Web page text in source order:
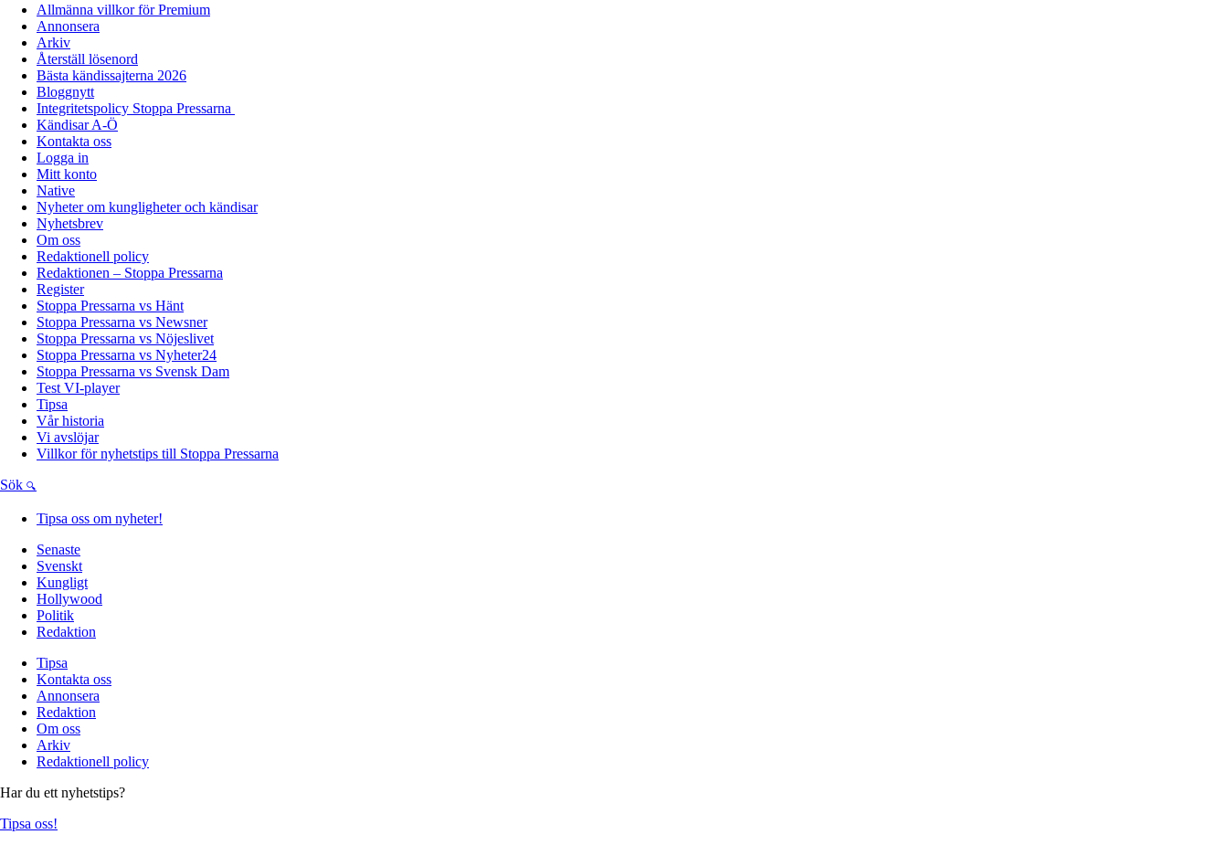
Allmänna villkor för Premium
Annonsera
Arkiv
Återställ lösenord
Bästa kändissajterna 2026
Bloggnytt
Integritetspolicy Stoppa Pressarna
Kändisar A-Ö
Kontakta oss
Logga in
Mitt konto
Native
Nyheter om kungligheter och kändisar
Nyhetsbrev
Om oss
Redaktionell policy
Redaktionen – Stoppa Pressarna
Register
Stoppa Pressarna vs Hänt
Stoppa Pressarna vs Newsner
Stoppa Pressarna vs Nöjeslivet
Stoppa Pressarna vs Nyheter24
Stoppa Pressarna vs Svensk Dam
Test VI-player
Tipsa
Vår historia
Vi avslöjar
Villkor för nyhetstips till Stoppa Pressarna
Sök
Tipsa oss om nyheter!
Senaste
Svenskt
Kungligt
Hollywood
Politik
Redaktion
Tipsa
Kontakta oss
Annonsera
Redaktion
Om oss
Arkiv
Redaktionell policy
Har du ett nyhetstips?
Tipsa oss!